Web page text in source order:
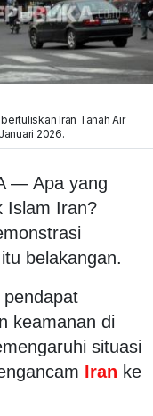
Iran Tanah Air
2026.
— Apa yang
Islam Iran?
belakangan.
keamanan di
situasi
Iran ke